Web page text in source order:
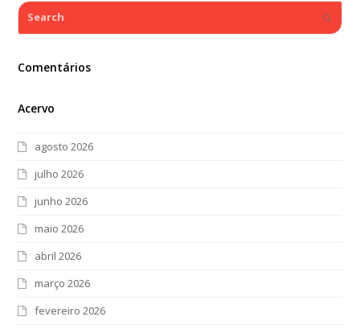
Search
Comentários
Acervo
agosto 2026
julho 2026
junho 2026
maio 2026
abril 2026
março 2026
fevereiro 2026